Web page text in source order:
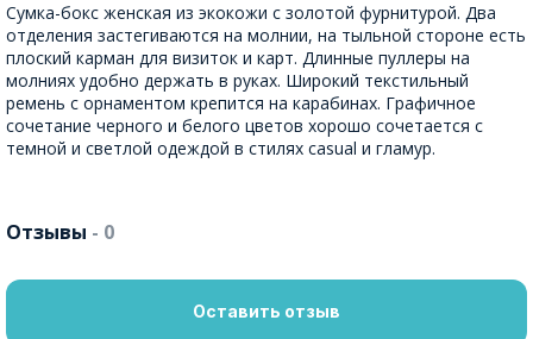
Сумка-бокс женская из экокожи с золотой фурнитурой. Два
отделения застегиваются на молнии, на тыльной стороне есть
плоский карман для визиток и карт. Длинные пуллеры на
молниях удобно держать в руках. Широкий текстильный
ремень с орнаментом крепится на карабинах. Графичное
сочетание черного и белого цветов хорошо сочетается с
темной и светлой одеждой в стилях casual и гламур.
Отзывы - 0
Оставить отзыв